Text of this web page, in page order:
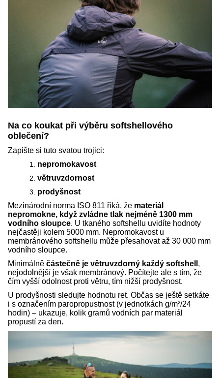
Na co koukat při výběru softshellového
oblečení?
Zapište si tuto svatou trojici:
nepromokavost
větruvzdornost
prodyšnost
Mezinárodní norma ISO 811 říká, že materiál
nepromokne, když zvládne tlak nejméně 1300 mm
vodního sloupce. U tkaného softshellu uvidíte hodnoty
nejčastěji kolem 5000 mm. Nepromokavost u
membránového softshellu může přesahovat až 30 000 mm
vodního sloupce.
Minimálně částečně je větruvzdorný každý softshell ,
nejodolnější je však membránový. Počítejte ale s tím, že
čím vyšší odolnost proti větru, tím nižší prodyšnost.
U prodyšnosti sledujte hodnotu ret. Občas se ještě setkáte
i s označením paropropustnost (v jednotkách g/m²/24
hodin) – ukazuje, kolik gramů vodních par materiál
propustí za den.